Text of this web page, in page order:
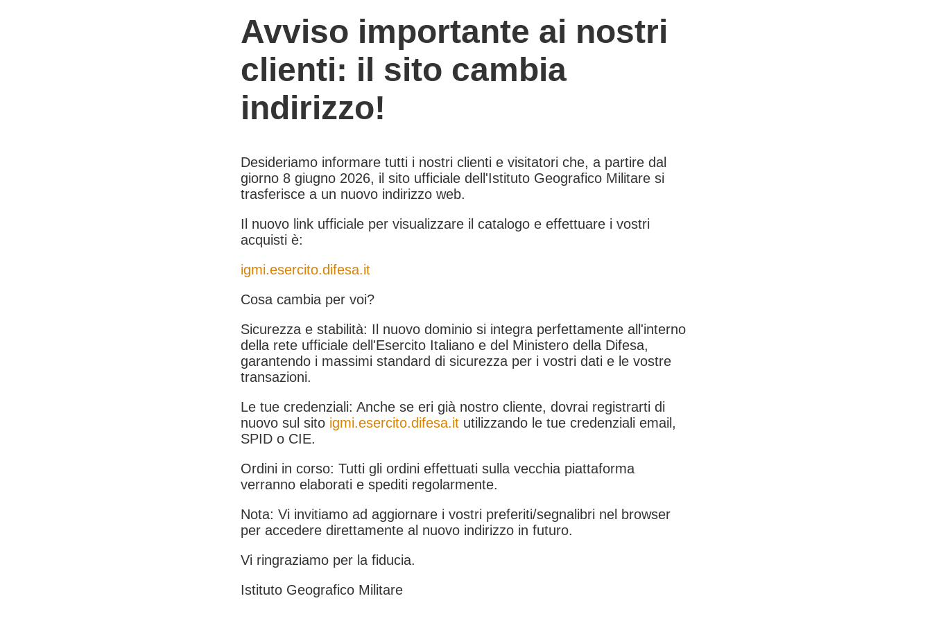
Avviso importante ai nostri
clienti: il sito cambia
indirizzo!
Desideriamo informare tutti i nostri clienti e visitatori che, a partire dal
giorno 8 giugno 2026, il sito ufficiale dell'Istituto Geografico Militare si
trasferisce a un nuovo indirizzo web.
Il nuovo link ufficiale per visualizzare il catalogo e effettuare i vostri
acquisti è:
igmi.esercito.difesa.it
Cosa cambia per voi?
Sicurezza e stabilità: Il nuovo dominio si integra perfettamente all'interno
della rete ufficiale dell'Esercito Italiano e del Ministero della Difesa,
garantendo i massimi standard di sicurezza per i vostri dati e le vostre
transazioni.
Le tue credenziali: Anche se eri già nostro cliente, dovrai registrarti di
nuovo sul sito igmi.esercito.difesa.it utilizzando le tue credenziali email,
SPID o CIE.
Ordini in corso: Tutti gli ordini effettuati sulla vecchia piattaforma
verranno elaborati e spediti regolarmente.
Nota: Vi invitiamo ad aggiornare i vostri preferiti/segnalibri nel browser
per accedere direttamente al nuovo indirizzo in futuro.
Vi ringraziamo per la fiducia.
Istituto Geografico Militare